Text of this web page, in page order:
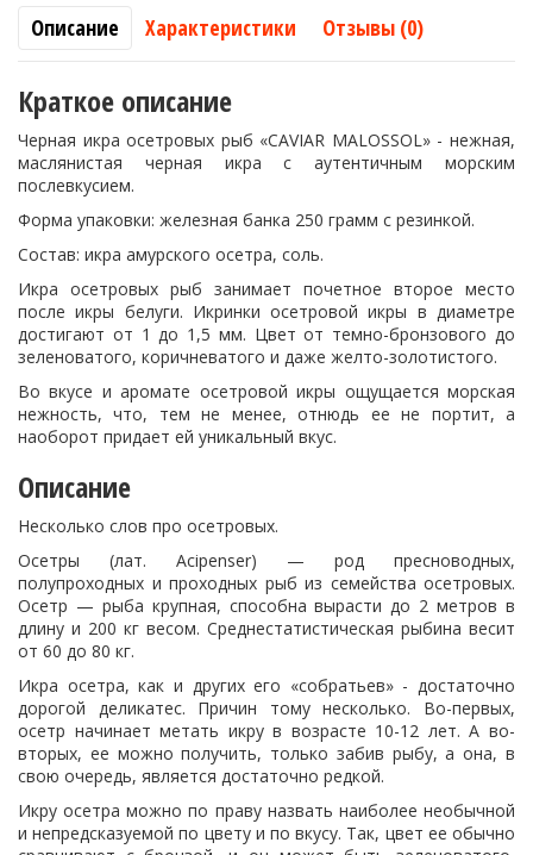
Описание
Характеристики Отзывы (0)
Краткое описание
Черная икра осетровых рыб «CAVIAR MALOSSOL» - нежная,
маслянистая черная икра с аутентичным морским
послевкусием.
Форма упаковки: железная банка 250 грамм с резинкой.
Состав: икра амурского осетра, соль.
Икра осетровых рыб занимает почетное второе место
после икры белуги. Икринки осетровой икры в диаметре
достигают от 1 до 1,5 мм. Цвет от темно-бронзового до
зеленоватого, коричневатого и даже желто-золотистого.
Во вкусе и аромате осетровой икры ощущается морская
нежность, что, тем не менее, отнюдь ее не портит, а
наоборот придает ей уникальный вкус.
Описание
Несколько слов про осетровых.
Осетры (лат. Acipenser) — род пресноводных,
полупроходных и проходных рыб из семейства осетровых.
Осетр — рыба крупная, способна вырасти до 2 метров в
длину и 200 кг весом. Среднестатистическая рыбина весит
от 60 до 80 кг.
Икра осетра, как и других его «собратьев» - достаточно
дорогой деликатес. Причин тому несколько. Во-первых,
осетр начинает метать икру в возрасте 10-12 лет. А во-
вторых, ее можно получить, только забив рыбу, а она, в
свою очередь, является достаточно редкой.
Икру осетра можно по праву назвать наиболее необычной
и непредсказуемой по цвету и по вкусу. Так, цвет ее обычно